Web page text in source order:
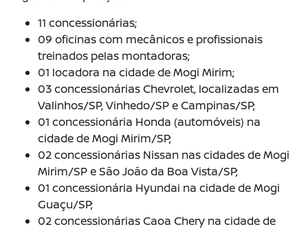
11 concessionárias;
09 oficinas com mecânicos e profissionais
treinados pelas montadoras;
01 locadora na cidade de Mogi Mirim;
03 concessionárias Chevrolet, localizadas em
Valinhos/SP, Vinhedo/SP e Campinas/SP;
01 concessionária Honda (automóveis) na
cidade de Mogi Mirim/SP;
02 concessionárias Nissan nas cidades de Mogi
Mirim/SP e São João da Boa Vista/SP;
01 concessionária Hyundai na cidade de Mogi
Guaçu/SP;
02 concessionárias Caoa Chery na cidade de